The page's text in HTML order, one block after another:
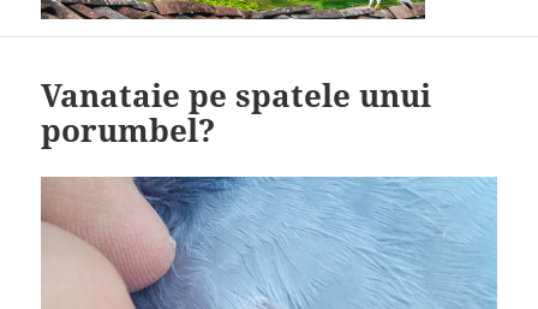
Vanataie pe spatele unui
porumbel?